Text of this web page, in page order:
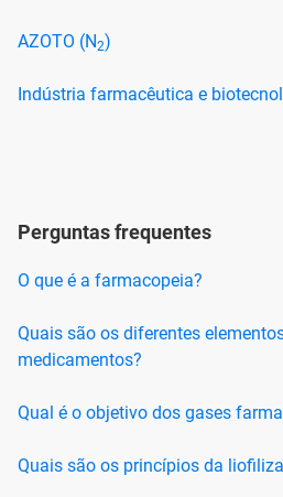
AZOTO (N2)
Indústria farmacêutica e
Perguntas frequentes
O que é a farmacopeia?
Quais são os diferentes
medicamentos?
Qual é o objetivo dos gases
Quais são os princípios da